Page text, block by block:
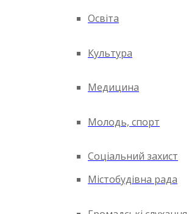
Освіта
Культура
Медицина
Молодь, спорт
Соціальний захист
Містобудівна рада